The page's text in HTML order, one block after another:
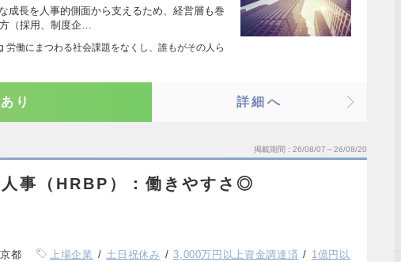
成長を人事的側面から支えるため、経営層も巻
（採用、制度企…
働にまつわる社会課題をなくし、誰もがその人ら
り 詳細へ
掲載期間 26/08/07～26/08/20
事（HRBP）：働きやすさ◎
都 上場企業 土日祝休み 3,000万円以上資金調達済
1億円以